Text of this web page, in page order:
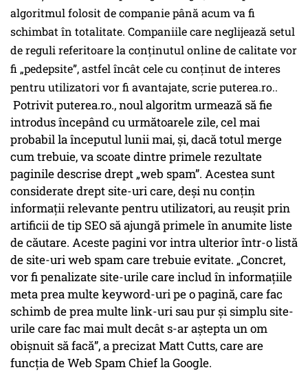
algoritmul folosit de companie până acum va fi
schimbat în totalitate. Companiile care neglijează setul
de reguli referitoare la conţinutul online de calitate vor
fi „pedepsite”, astfel încât cele cu conţinut de interes
pentru utilizatori vor fi avantajate, scrie puterea.ro..
Potrivit puterea.ro., noul algoritm urmează să fie
introdus începând cu următoarele zile, cel mai
probabil la începutul lunii mai, şi, dacă totul merge
cum trebuie, va scoate dintre primele rezultate
paginile descrise drept „web spam”. Acestea sunt
considerate drept site-uri care, deşi nu conţin
informaţii relevante pentru utilizatori, au reuşit prin
artificii de tip SEO să ajungă primele în anumite liste
de căutare. Aceste pagini vor intra ulterior într-o listă
de site-uri web spam care trebuie evitate. „Concret,
vor fi penalizate site-urile care includ în informaţiile
meta prea multe keyword-uri pe o pagină, care fac
schimb de prea multe link-uri sau pur şi simplu site-
urile care fac mai mult decât s-ar aştepta un om
obişnuit să facă”, a precizat Matt Cutts, care are
funcţia de Web Spam Chief la Google.